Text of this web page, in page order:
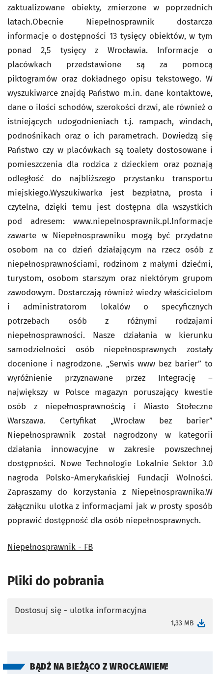
zaktualizowane obiekty, zmierzone w poprzednich
latach.Obecnie Niepełnosprawnik dostarcza
informacje o dostępności 13 tysięcy obiektów, w tym
ponad 2,5 tysięcy z Wrocławia. Informacje o
placówkach przedstawione są za pomocą
piktogramów oraz dokładnego opisu tekstowego. W
wyszukiwarce znajdą Państwo m.in. dane kontaktowe,
dane o ilości schodów, szerokości drzwi, ale również o
istniejących udogodnieniach t.j. rampach, windach,
podnośnikach oraz o ich parametrach. Dowiedzą się
Państwo czy w placówkach są toalety dostosowane i
pomieszczenia dla rodzica z dzieckiem oraz poznają
odległość do najbliższego przystanku transportu
miejskiego.Wyszukiwarka jest bezpłatna, prosta i
czytelna, dzięki temu jest dostępna dla wszystkich
pod adresem: www.niepelnosprawnik.pl.Informacje
zawarte w Niepełnosprawniku mogą być przydatne
osobom na co dzień działającym na rzecz osób z
niepełnosprawnościami, rodzinom z małymi dziećmi,
turystom, osobom starszym oraz niektórym grupom
zawodowym. Dostarczają również wiedzy właścicielom
i administratorom lokalów o specyficznych
potrzebach osób z różnymi rodzajami
niepełnosprawności. Nasze działania w kierunku
samodzielności osób niepełnosprawnych zostały
docenione i nagrodzone. „Serwis www bez barier” to
wyróżnienie przyznawane przez Integrację –
największy w Polsce magazyn poruszający kwestie
osób z niepełnosprawnością i Miasto Stołeczne
Warszawa. Certyfikat „Wrocław bez barier”
Niepełnosprawnik został nagrodzony w kategorii
działania innowacyjne w zakresie powszechnej
dostępności. Nowe Technologie Lokalnie Sektor 3.0
nagroda Polsko-Amerykańskiej Fundacji Wolności.
Zapraszamy do korzystania z Niepełnosprawnika.W
załączniku ulotka z informacjami jak w prosty sposób
poprawić dostępność dla osób niepełnosprawnych.
Niepełnosprawnik - FB
Pliki do pobrania
Dostosuj się - ulotka informacyjna
1,33 MB
BĄDŹ NA BIEŻĄCO Z WROCŁAWIEM!